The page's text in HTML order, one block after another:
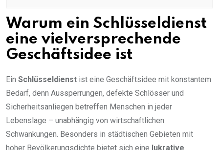
Warum ein Schlüsseldienst
eine vielversprechende
Geschäftsidee ist
Ein Schlüsseldienst ist eine Geschäftsidee mit konstantem
Bedarf, denn Aussperrungen, defekte Schlösser und
Sicherheitsanliegen betreffen Menschen in jeder
Lebenslage – unabhängig von wirtschaftlichen
Schwankungen. Besonders in städtischen Gebieten mit
hoher Bevölkerungsdichte bietet sich eine lukrative